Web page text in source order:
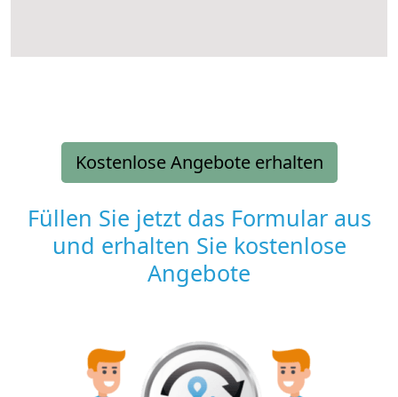
Kostenlose Angebote erhalten
Füllen Sie jetzt das Formular aus
und erhalten Sie kostenlose
Angebote